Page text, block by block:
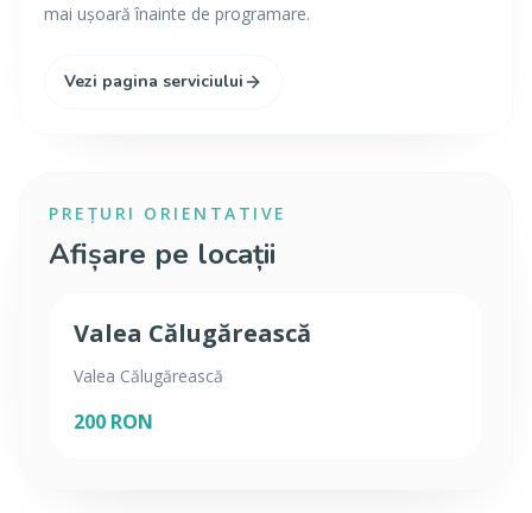
mai ușoară înainte de programare.
Vezi pagina serviciului
PREȚURI ORIENTATIVE
Afișare pe locații
Valea Călugărească
Valea Călugărească
200 RON